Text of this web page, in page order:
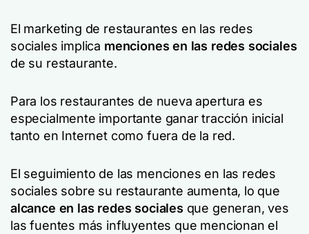
El marketing de restaurantes en las redes
sociales implica menciones en las redes sociales
de su restaurante.
Para los restaurantes de nueva apertura es
especialmente importante ganar tracción inicial
tanto en Internet como fuera de la red.
El seguimiento de las menciones en las redes
sociales sobre su restaurante aumenta, lo que
alcance en las redes sociales que generan, ves
las fuentes más influyentes que mencionan el